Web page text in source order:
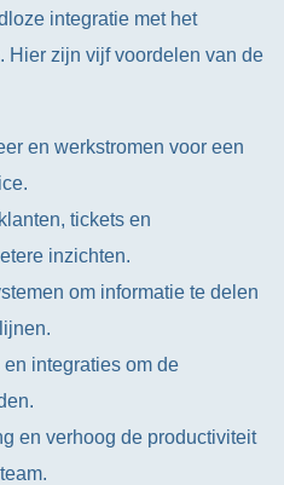
integratie met het
Hier zijn vijf voordelen van de
en werkstromen voor een
tickets en
inzichten.
om informatie te delen
integraties om de
en verhoog de productiviteit